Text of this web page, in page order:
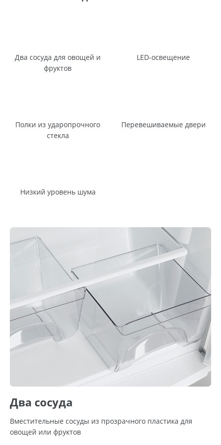
Два сосуда для овощей и
фруктов
LED-освещение
Полки из ударопрочного
стекла
Перевешиваемые двери
Низкий уровень шума
Два сосуда
Вместительные сосуды из прозрачного пластика для
овощей или фруктов